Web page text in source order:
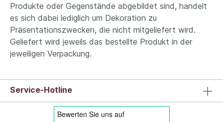
Produkte oder Gegenstände abgebildet sind, handelt
es sich dabei lediglich um Dekoration zu
Präsentationszwecken, die nicht mitgeliefert wird.
Geliefert wird jeweils das bestellte Produkt in der
jeweiligen Verpackung.
Service-Hotline